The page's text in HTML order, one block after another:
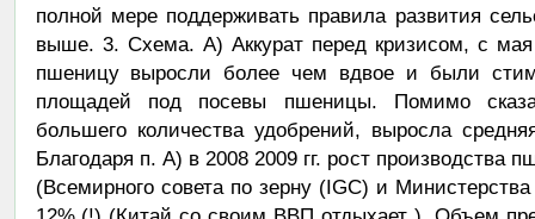
полной мере поддерживать правила развития
выше. 3. Схема. А) Аккурат перед кризисом, с
пшеницу выросли более чем вдвое и были
площадей под посевы пшеницы. Помимо
большего количества удобрений, выросла
Благодаря п. А) в 2008 2009 гг. рост производства
(Всемирного совета по зерну (IGC) и